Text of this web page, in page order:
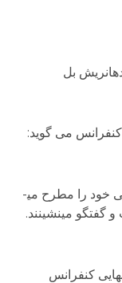
می ­گوید:
در این مکان ایرانیان تبعیدی دستور مبارزاتی خود را مطرح می­
گفتگو می­نشینند.
کنفرانس